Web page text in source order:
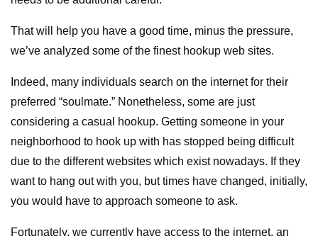
That will help you have a good time, minus the pressure,
we’ve analyzed some of the finest hookup web sites.
Indeed, many individuals search on the internet for their
preferred “soulmate.” Nonetheless, some are just
considering a casual hookup. Getting someone in your
neighborhood to hook up with has stopped being difficult
due to the different websites which exist nowadays. If they
want to hang out with you, but times have changed, initially,
you would have to approach someone to ask.
Fortunately, we currently have access to the internet, an